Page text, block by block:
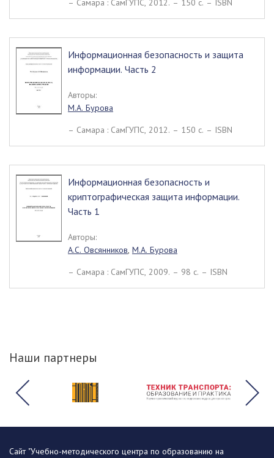
– Самара : СамГУПС, 2012. – 150 c. – ISBN
Информационная безопасность и защита
информации. Часть 2
Авторы:
М.А. Бурова
– Самара : СамГУПС, 2012. – 150 c. – ISBN
Информационная безопасность и
криптографическая защита информации.
Часть 1
Авторы:
А.С. Овсянников, М.А. Бурова
– Самара : СамГУПС, 2009. – 98 c. – ISBN
Наши партнеры
Сайт "Учебно-методического центра по образованию на